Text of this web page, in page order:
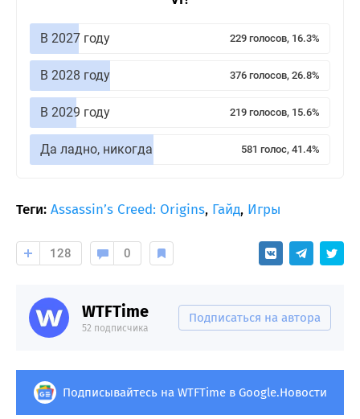
В 2027 году 229 голосов, 16.3%
В 2028 году 376 голосов, 26.8%
В 2029 году 219 голосов, 15.6%
Да ладно, никогда 581 голос, 41.4%
Теги: Assassin’s Creed: Origins, Гайд, Игры
128 0
WTFTime
52 подписчика
Подписаться на автора
Подписывайтесь на WTFTime в Google.Новости